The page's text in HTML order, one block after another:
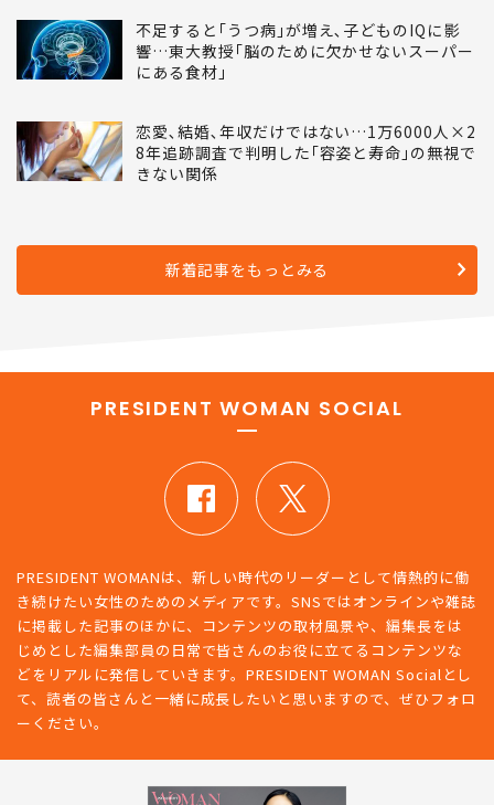
不足すると｢うつ病｣が増え､子どものIQに影
響…東大教授｢脳のために欠かせないスーパー
にある食材｣
恋愛､結婚､年収だけではない…1万6000人×2
8年追跡調査で判明した｢容姿と寿命｣の無視で
きない関係
新着記事をもっとみる
PRESIDENT WOMAN SOCIAL
PRESIDENT WOMANは、新しい時代のリーダーとして情熱的に働
き続けたい女性のためのメディアです。SNSではオンラインや雑誌
に掲載した記事のほかに、コンテンツの取材風景や、編集長をは
じめとした編集部員の日常で皆さんのお役に立てるコンテンツな
どをリアルに発信していきます。PRESIDENT WOMAN Socialとし
て、読者の皆さんと一緒に成長したいと思いますので、ぜひフォロ
ーください。